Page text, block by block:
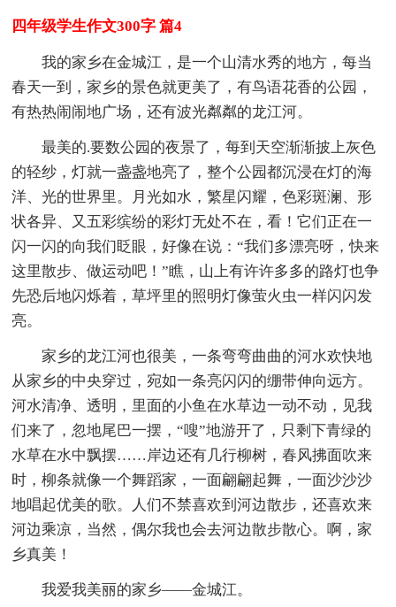
四年级学生作文300字 篇4
我的家乡在金城江，是一个山清水秀的地方，每当
春天一到，家乡的景色就更美了，有鸟语花香的公园，
有热热闹闹地广场，还有波光粼粼的龙江河。
最美的.要数公园的夜景了，每到天空渐渐披上灰色
的轻纱，灯就一盏盏地亮了，整个公园都沉浸在灯的海
洋、光的世界里。月光如水，繁星闪耀，色彩斑澜、形
状各异、又五彩缤纷的彩灯无处不在，看！它们正在一
闪一闪的向我们眨眼，好像在说：“我们多漂亮呀，快来
这里散步、做运动吧！”瞧，山上有许许多多的路灯也争
先恐后地闪烁着，草坪里的照明灯像萤火虫一样闪闪发
亮。
家乡的龙江河也很美，一条弯弯曲曲的河水欢快地
从家乡的中央穿过，宛如一条亮闪闪的绷带伸向远方。
河水清净、透明，里面的小鱼在水草边一动不动，见我
们来了，忽地尾巴一摆，“嗖”地游开了，只剩下青绿的
水草在水中飘摆……岸边还有几行柳树，春风拂面吹来
时，柳条就像一个舞蹈家，一面翩翩起舞，一面沙沙沙
地唱起优美的歌。人们不禁喜欢到河边散步，还喜欢来
河边乘凉，当然，偶尔我也会去河边散步散心。啊，家
乡真美！
我爱我美丽的家乡——金城江。